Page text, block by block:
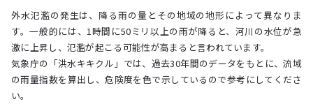
外水氾濫の発生は、降る雨の量とその地域の地形によって異なりま
す。一般的には、1時間に50ミリ以上の雨が降ると、河川の水位が急
激に上昇し、氾濫が起こる可能性が高まると言われています。
気象庁の「洪水キキクル」では、過去30年間のデータをもとに、流域
の雨量指数を算出し、危険度を色で示しているので参考にしてくださ
い。